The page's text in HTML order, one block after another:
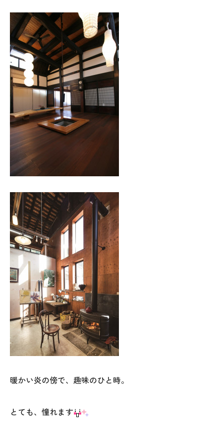
暖かい炎の傍で、趣味のひと時。
とても、憧れます